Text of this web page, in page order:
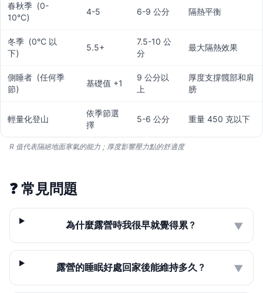
春秋季（0-
10°C）
4-5 6-9 公分 隔熱平衡
冬季（0°C 以
下）
5.5+
7.5-10 公
分
最大隔熱效果
側睡者（任何季
節）
基礎值 +1
9 公分以
上
厚度支撐髖部和肩
膀
輕量化登山
依季節選
擇
5-6 公分 重量 450 克以下
R 值代表隔絕地面寒氣的能力；厚度影響壓力點的舒適度
❓ 常見問題
為什麼露營時我很早就覺得累？ ▼
露營的睡眠好處回家後能維持多久？ ▼